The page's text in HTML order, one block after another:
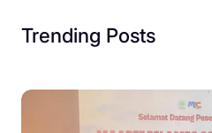
Trending Posts